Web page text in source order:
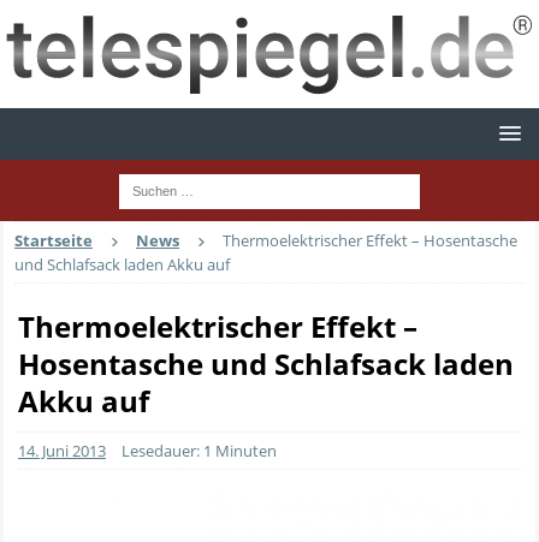
Startseite News
Thermoelektrischer Effekt – Hosentasche
und Schlafsack laden Akku auf
Thermoelektrischer Effekt –
Hosentasche und Schlafsack laden
Akku auf
14. Juni 2013 Lesedauer: 1 Minuten